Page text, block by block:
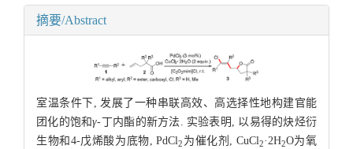
摘要/Abstract
室温条件下, 发展了一种串联高效、高选择性地构建官能
团化的饱和γ-丁内酯的新方法. 实验表明, 以易得的炔烃衍
生物和4-戊烯酸为底物, PdCl2 为催化剂, CuCl2·2H2O为氧